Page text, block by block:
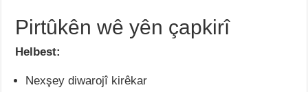
Pirtûkên wê yên çapkirî
Helbest:
Nexşey diwarojî kirêkar